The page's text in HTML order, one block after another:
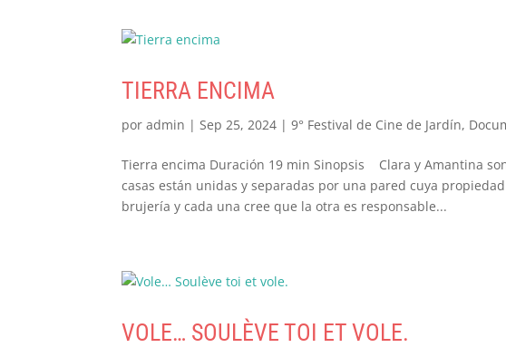
TIERRA ENCIMA
poradmin |Sep 25, 2024 |9° Festival de Cine de Jardín,
Tierra encima Duración 19 min Sinopsis Clara y Amantina
casas están unidas y separadas por una pared cuya
brujería y cada una cree que la otra es responsable...
VOLE… SOULÈVE TOI ET VOLE.